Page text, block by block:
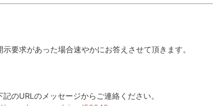
要求があった場合速やかにお答えさせて頂きます。
のURLのメッセージからご連絡ください。